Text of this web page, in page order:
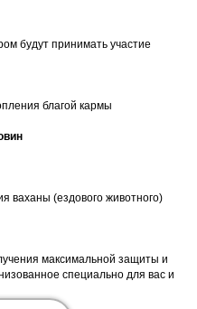
будут принимать участие
благой кармы
ваханы (ездового животного)
максимальной защиты и
специально для вас и